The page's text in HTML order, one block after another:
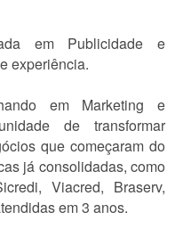
em Publicidade e
experiência.
em Marketing e
de transformar
que começaram do
já consolidadas, como
Viacred, Braserv,
em 3 anos.